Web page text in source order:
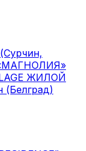
ЖИЛОЙ
(Белград)